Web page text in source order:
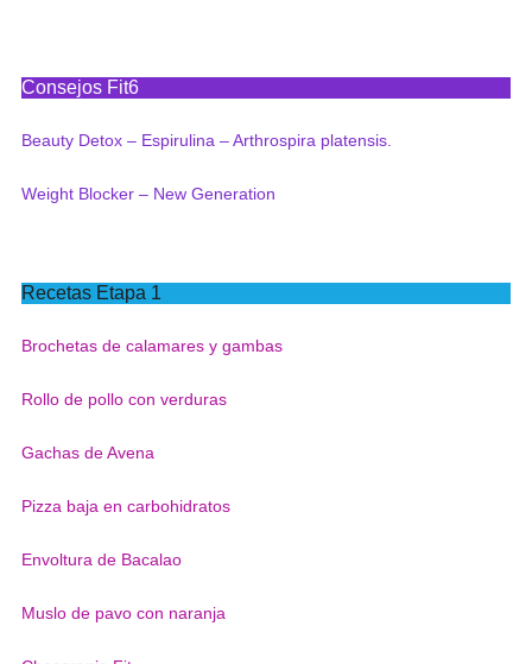
Consejos Fit6
Beauty Detox – Espirulina – Arthrospira platensis.
Weight Blocker – New Generation
Recetas Etapa 1
Brochetas de calamares y gambas
Rollo de pollo con verduras
Gachas de Avena
Pizza baja en carbohidratos
Envoltura de Bacalao
Muslo de pavo con naranja